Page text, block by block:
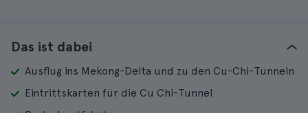
Das ist dabei
Ausflug ins Mekong-Delta und zu den Cu-Chi-Tunneln
Eintrittskarten für die Cu Chi-Tunnel